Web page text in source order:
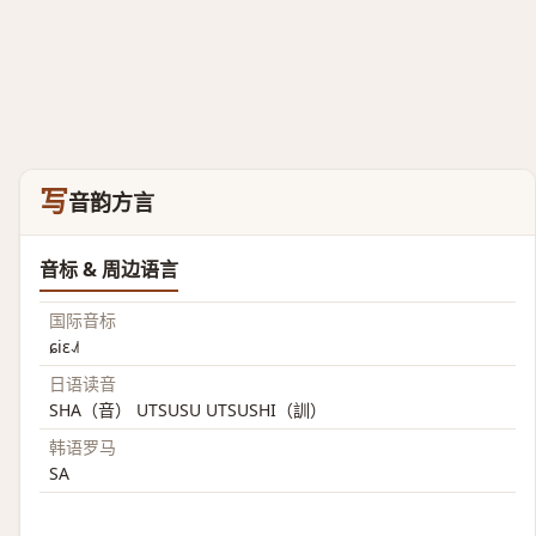
写音韵方言
音标 & 周边语言
国际音标
ɕiɛ˨˩˦
日语读音
SHA（音） UTSUSU UTSUSHI（訓）
韩语罗马
SA